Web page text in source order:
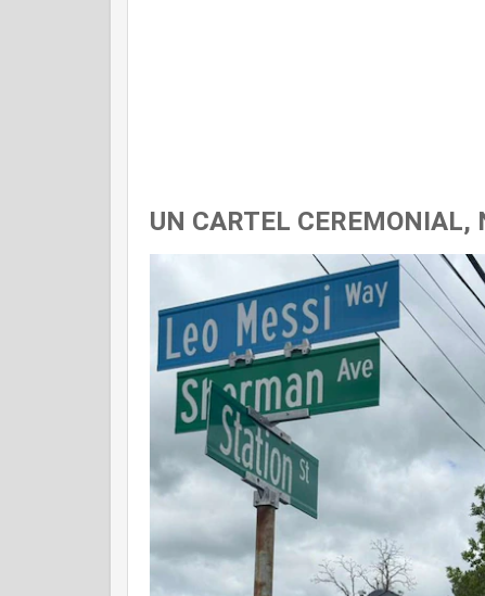
UN CARTEL CEREMONIAL,